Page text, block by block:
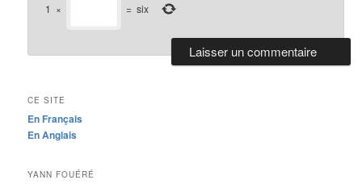
1 × = six
CE SITE
En Français
En Anglais
YANN FOUÉRÉ